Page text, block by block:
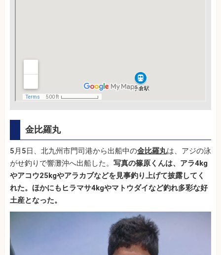
金比羅丸
5月5日、北九州市門司港から出船中の金比羅丸は、アジの泳
がせ釣りで響灘沖へ出船した。 写真の篠原くんは、アラ4kg
やアコウ25kgやアラカブなどを見事釣り上げて披露してく
れた。ほかにもヒラマサ4kgやマトウダイなど釣れ多彩な好
土産となった。